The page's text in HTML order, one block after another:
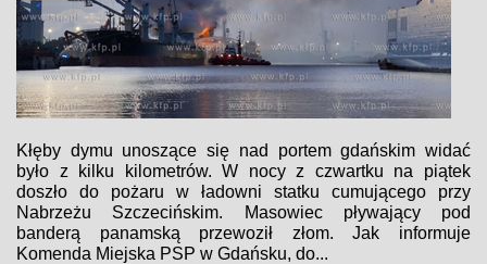
Kłęby dymu unoszące się nad portem gdańskim widać
było z kilku kilometrów. W nocy z czwartku na piątek
doszło do pożaru w ładowni statku cumującego przy
Nabrzeżu Szczecińskim. Masowiec pływający pod
banderą panamską przewoził złom. Jak informuje
Komenda Miejska PSP w Gdańsku, do...